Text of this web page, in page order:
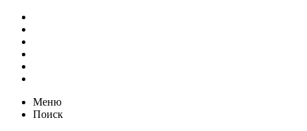
Меню
Поиск